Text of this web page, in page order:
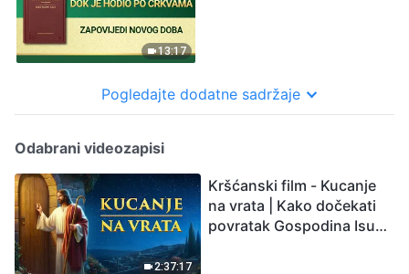
13:17
Pogledajte dodatne sadržaje
Odabrani videozapisi
2:37:17
Kršćanski film - Kucanje
na vrata | Kako dočekati
povratak Gospodina Isusa